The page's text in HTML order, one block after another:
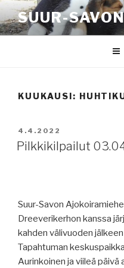
Siirry
sisältöönSUUR-
KUUKAUSI:
JULKAISTU
4.4.2022
Pilkkikilpailut
Suur-Savon
Dreeverikerhon kanssa
kahden välivuoden
Tapahtuman
Aurinkoinen ja viileä päivä